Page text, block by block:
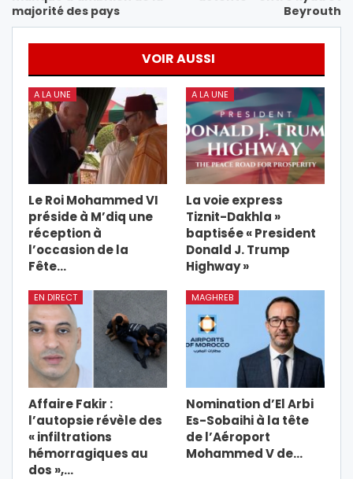
majorité des pays
Beyrouth
VOIR AUSSI
A LA UNE
Le Roi Mohammed VI
préside à M’diq une
réception à
l’occasion de la
Fête…
A LA UNE
La voie express
Tiznit-Dakhla »
baptisée « President
Donald J. Trump
Highway »
EN DIRECT
Affaire Fakir :
l’autopsie révèle des
« infiltrations
hémorragiques au
dos »,…
MAGHREB
Nomination d’El Arbi
Es-Sobaihi à la tête
de l’Aéroport
Mohammed V de…